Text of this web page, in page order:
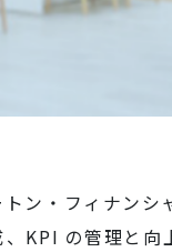
ン・フィナン
KPI の管理と